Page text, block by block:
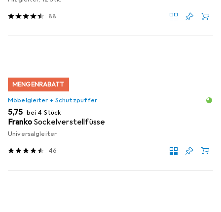
88
MENGENRABATT
Möbelgleiter + Schutzpuffer
EUR
5,75 bei 4 Stück
Franko Sockelverstellfüsse
Universalgleiter
46